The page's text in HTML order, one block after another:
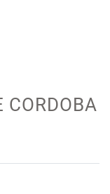
CORDOBA